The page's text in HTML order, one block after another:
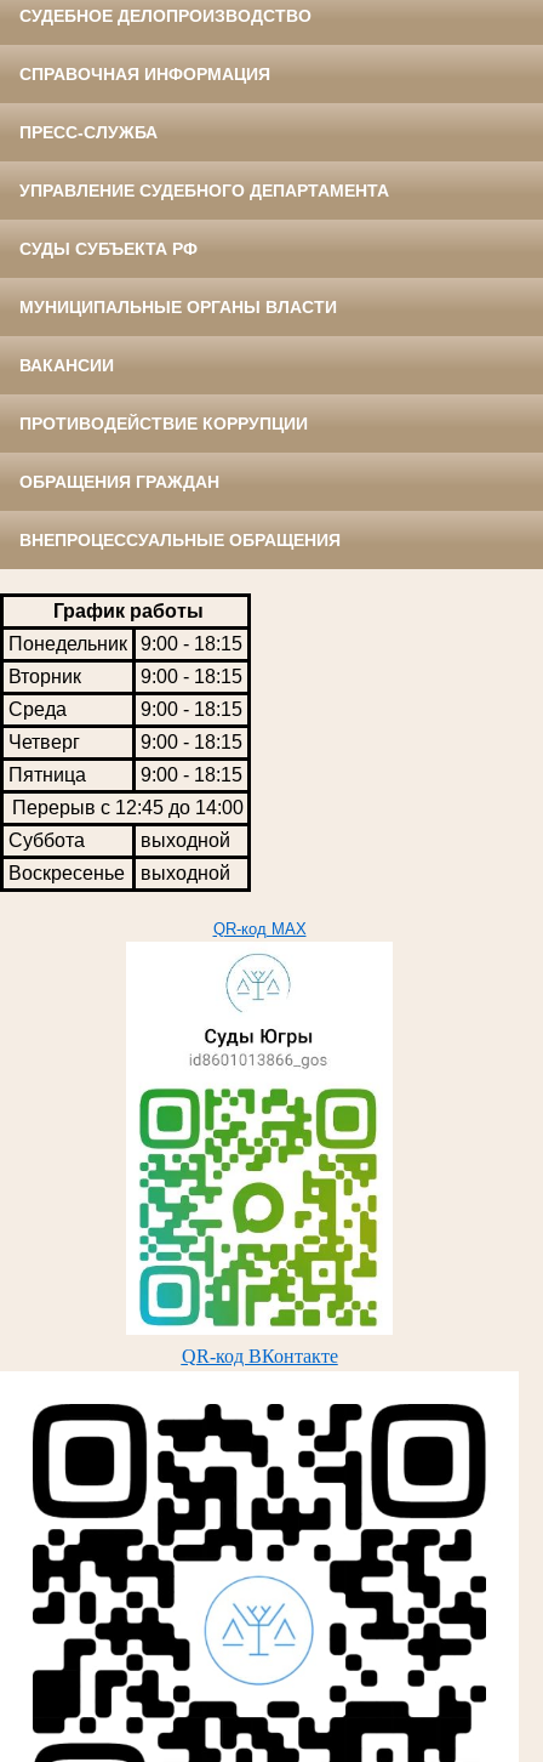
СУДЕБНОЕ ДЕЛОПРОИЗВОДСТВО
СПРАВОЧНАЯ ИНФОРМАЦИЯ
ПРЕСС-СЛУЖБА
УПРАВЛЕНИЕ СУДЕБНОГО ДЕПАРТАМЕНТА
СУДЫ СУБЪЕКТА РФ
МУНИЦИПАЛЬНЫЕ ОРГАНЫ ВЛАСТИ
ВАКАНСИИ
ПРОТИВОДЕЙСТВИЕ КОРРУПЦИИ
ОБРАЩЕНИЯ ГРАЖДАН
ВНЕПРОЦЕССУАЛЬНЫЕ ОБРАЩЕНИЯ
График работы
Понедельник
9:00 - 18:15
Вторник
9:00 - 18:15
Среда
9:00 - 18:15
Четверг
9:00 - 18:15
Пятница
9:00 - 18:15
Перерыв с 12:45 до 14:00
Суббота
выходной
Воскресенье
выходной
QR-код MAX
QR-код ВКонтакте